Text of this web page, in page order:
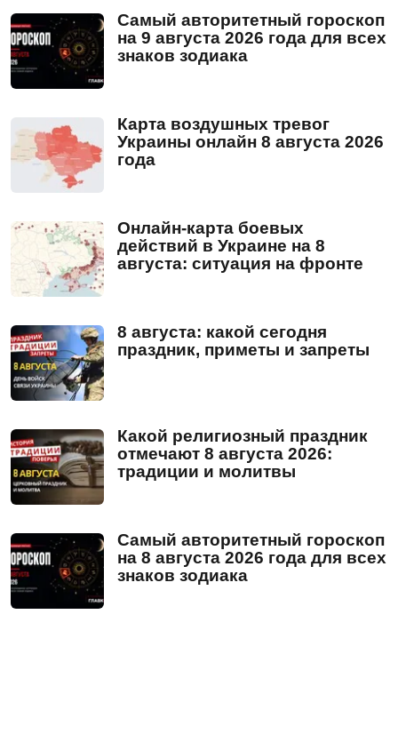
Самый авторитетный гороскоп
на 9 августа 2026 года для всех
знаков зодиака
Карта воздушных тревог
Украины онлайн 8 августа 2026
года
Онлайн-карта боевых
действий в Украине на 8
августа: ситуация на фронте
8 августа: какой сегодня
праздник, приметы и запреты
Какой религиозный праздник
отмечают 8 августа 2026:
традиции и молитвы
Самый авторитетный гороскоп
на 8 августа 2026 года для всех
знаков зодиака